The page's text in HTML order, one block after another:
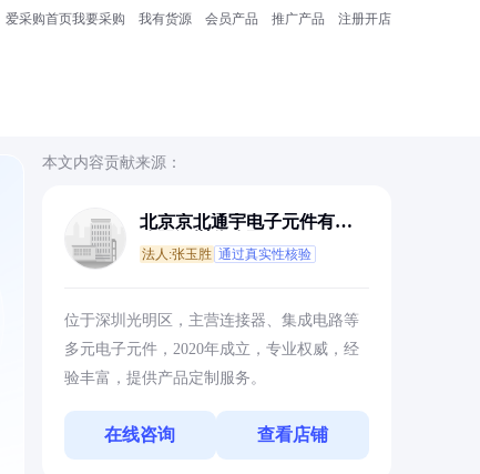
爱采购首页我要采购 我有货源 会员产品 推广产品 注册开店
本文内容贡献来源：
北京京北通宇电子元件有限
法人:张玉胜 通过真实性核验
位于深圳光明区，主营连接器、集成电路等
多元电子元件，2020年成立，专业权威，经
验丰富，提供产品定制服务。
在线咨询 查看店铺